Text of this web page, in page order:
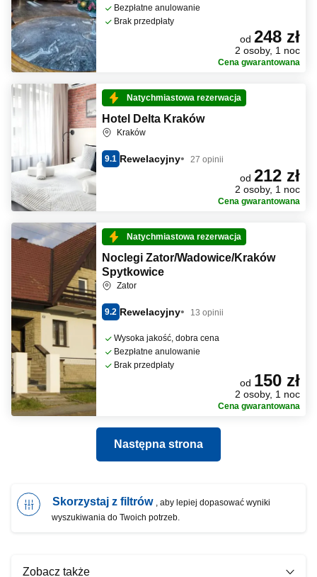
Bezpłatne anulowanie
Brak przedpłaty
od 248 zł
2 osoby, 1 noc
Cena gwarantowana
Natychmiastowa rezerwacja
Hotel Delta Kraków
Kraków
9.1 Rewelacyjny 27 opinii
od 212 zł
2 osoby, 1 noc
Cena gwarantowana
Natychmiastowa rezerwacja
Noclegi Zator/Wadowice/Kraków
Spytkowice
Zator
9.2 Rewelacyjny 13 opinii
Wysoka jakość, dobra cena
Bezpłatne anulowanie
Brak przedpłaty
od 150 zł
2 osoby, 1 noc
Cena gwarantowana
Następna strona
Skorzystaj z filtrów , aby lepiej dopasować wyniki
wyszukiwania do Twoich potrzeb.
Zobacz także